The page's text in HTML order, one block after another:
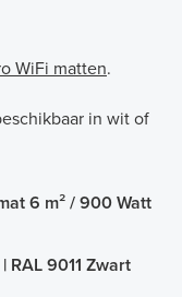
WiFi matten.
in wit of
6 m² / 900 Watt
RAL 9011 Zwart